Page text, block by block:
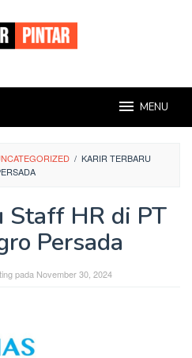
MENU
/ KARIR TERBARU
Staff HR di PT
Persada
pada November 30, 2024